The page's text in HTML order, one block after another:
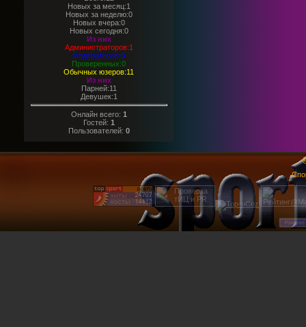
Новых за месяц:1
Новых за неделю:0
Новых вчера:0
Новых сегодня:0
Из них
Администраторов:1
Модераторов:0
Проверенных:0
Обычных юзеров:11
Из них
Парней:11
Девушек:1
Онлайн всего: 1
Гостей: 1
Пользователей: 0